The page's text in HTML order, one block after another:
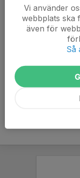
När anmälan är
man får betala för
Antal platser: 20 st
Vi använder
webbplats ska
även för
Så